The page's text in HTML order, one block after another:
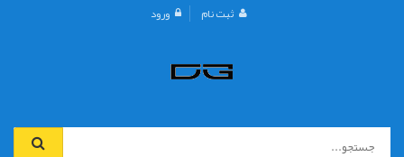
ثبت نام ورود